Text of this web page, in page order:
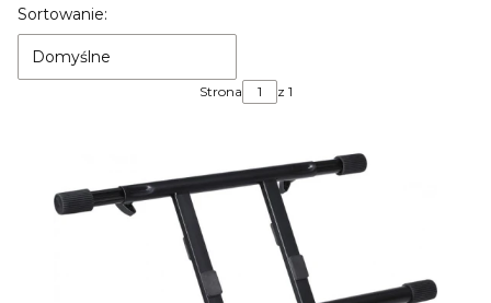
Lista produktów
Sortowanie:
Domyślne
Strona z 1